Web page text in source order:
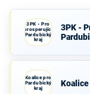
3PK - Pro
prosperující
Pardubický
kraj
3PK -
Koalice pro
Pardubický
kraj